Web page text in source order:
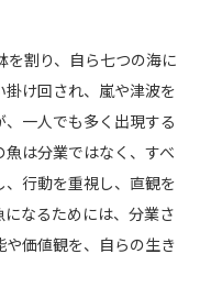
割り、自ら七つの海に
け回され、嵐や津波を
一人でも多く出現する
は分業ではなく、すべ
行動を重視し、直観を
なるためには、分業さ
価値観を、自らの生き